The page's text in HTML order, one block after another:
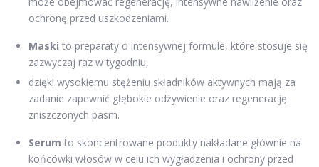
ochronę przed uszkodzeniami.
Maski to preparaty o intensywnej formule, które stosuje się
zazwyczaj raz w tygodniu,
dzięki wysokiemu stężeniu składników aktywnych mają za
zadanie zapewnić głębokie odżywienie oraz regenerację
zniszczonych pasm.
Serum to skoncentrowane produkty nakładane głównie na
końcówki włosów w celu ich wygładzenia i ochrony przed